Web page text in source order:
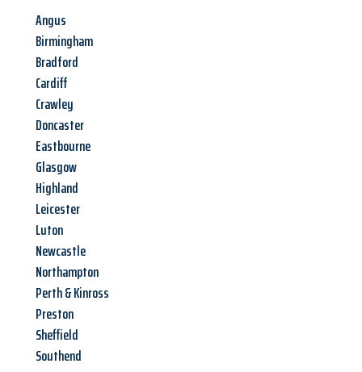
Angus
Birmingham
Bradford
Cardiff
Crawley
Doncaster
Eastbourne
Glasgow
Highland
Leicester
Luton
Newcastle
Northampton
Perth & Kinross
Preston
Sheffield
Southend